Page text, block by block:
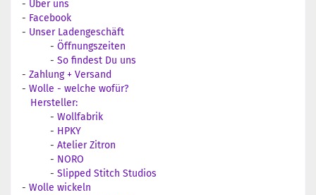
- Über uns
- Facebook
- Unser Ladengeschäft
- Öffnungszeiten
- So findest Du uns
- Zahlung + Versand
- Wolle - welche wofür?
Hersteller:
- Wollfabrik
- HPKY
- Atelier Zitron
- NORO
- Slipped Stitch Studios
- Wolle wickeln